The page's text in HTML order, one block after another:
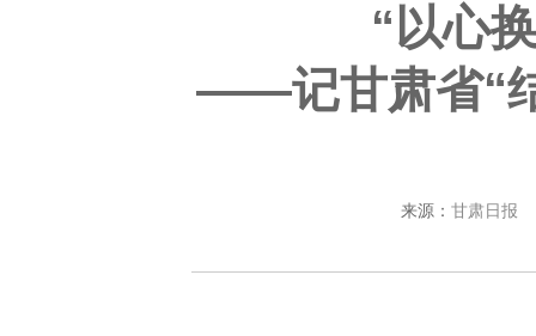
“以心
——​记甘肃省“
来源： 甘肃日报